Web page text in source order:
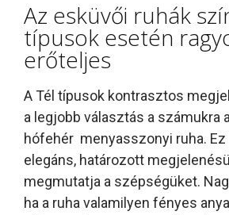
Az esküvői ruhák
típusok esetén
erőteljes
A Tél típusok kontrasztos
a legjobb választás a számukra
hófehér menyasszonyi ruha. Ez
elegáns, határozott
megmutatja a szépségüket.
ha a ruha valamilyen fényes